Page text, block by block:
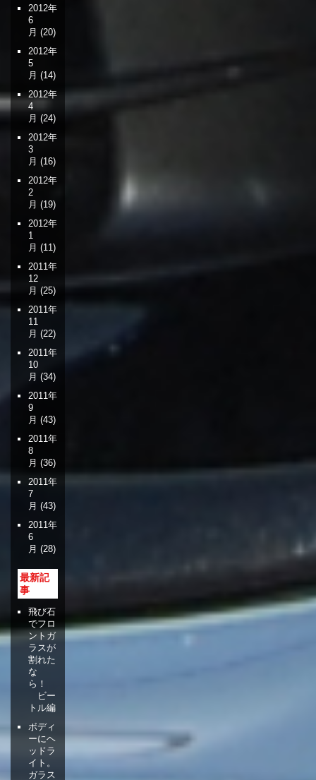
2012年
6
月 (20)
2012年
5
月 (14)
2012年
4
月 (24)
2012年
3
月 (16)
2012年
2
月 (19)
2012年
1
月 (11)
2011年
12
月 (25)
2011年
11
月 (22)
2011年
10
月 (34)
2011年
9
月 (43)
2011年
8
月 (36)
2011年
7
月 (43)
2011年
6
月 (28)
最新記
事
飛び石
でフロ
ントガ
ラスが
割れた
な
ら！
ビー
トル編
ボディ
ーにヘ
ッドラ
イト。
ガラス